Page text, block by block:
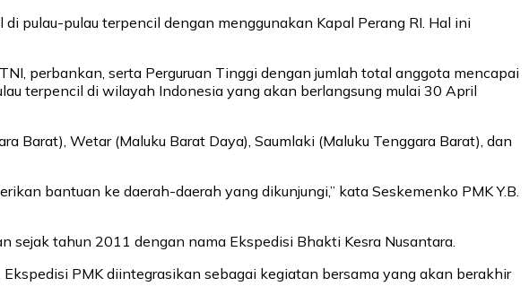
pulau-pulau terpencil dengan menggunakan Kapal Perang RI. Hal ini
perbankan, serta Perguruan Tinggi dengan jumlah total anggota mencapai
terpencil di wilayah Indonesia yang akan berlangsung mulai 30 April
Barat), Wetar (Maluku Barat Daya), Saumlaki (Maluku Tenggara Barat), dan
bantuan ke daerah-daerah yang dikunjungi,” kata Seskemenko PMK Y.B.
tahun 2011 dengan nama Ekspedisi Bhakti Kesra Nusantara.
PMK diintegrasikan sebagai kegiatan bersama yang akan berakhir